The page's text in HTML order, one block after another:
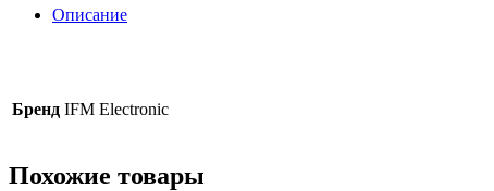
кнопок
stop)
Описание
Бренд IFM Electronic
Похожие товары